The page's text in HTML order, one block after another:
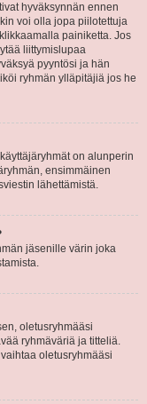
hyväksynnän ennen
voi olla jopa piilotettuja
painiketta. Jos
liittymislupaa
pyyntösi ja hän
ryhmän ylläpitäjiä jos he
on alunperin
ensimmäinen
lähettämistä.
jäsenille värin joka
oletusryhmääsi
ryhmäväriä ja titteliä.
oletusryhmääsi